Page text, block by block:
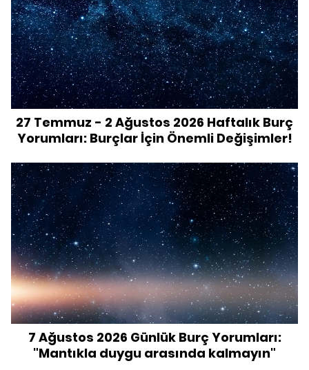
27 Temmuz - 2 Ağustos 2026 Haftalık Burç
Yorumları: Burçlar İçin Önemli Değişimler!
7 Ağustos 2026 Günlük Burç Yorumları:
"Mantıkla duygu arasında kalmayın"